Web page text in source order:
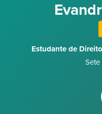
Estudante de